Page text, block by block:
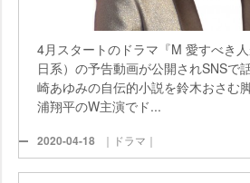
4月スタートのドラマ『M 愛すべき
日系）の予告動画が公開されSNSで
崎あゆみの自伝的小説を鈴木おさむ
浦翔平のW主演でド...
2020-04-18 ｜ドラマ｜